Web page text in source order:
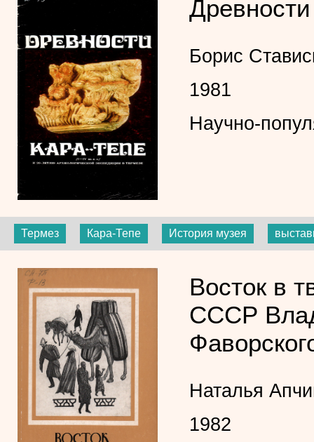
Борис
1981
Научно-
Термез Кара-Тепе История музея
Восток в
СССР
Наталья
1982